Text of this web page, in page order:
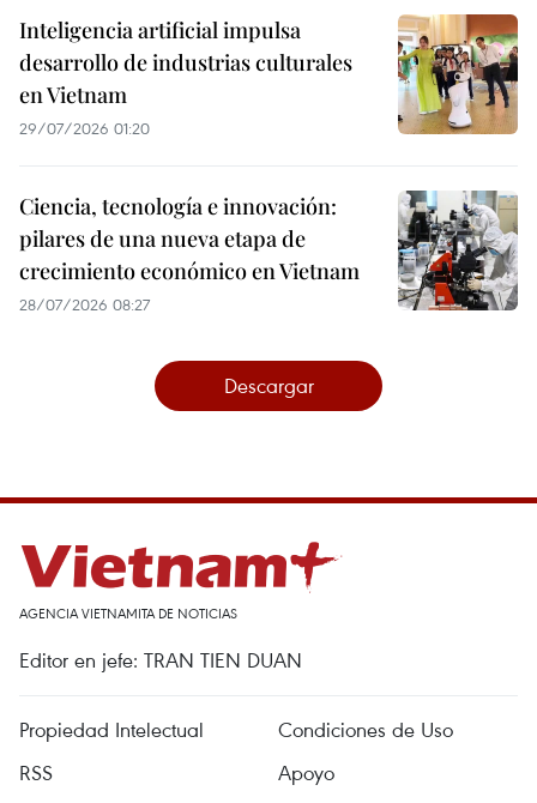
Inteligencia artificial impulsa
desarrollo de industrias culturales
en Vietnam
29/07/2026 01:20
Ciencia, tecnología e innovación:
pilares de una nueva etapa de
crecimiento económico en Vietnam
28/07/2026 08:27
Descargar
AGENCIA VIETNAMITA DE NOTICIAS
Editor en jefe: TRAN TIEN DUAN
Propiedad Intelectual
Condiciones de Uso
RSS
Apoyo